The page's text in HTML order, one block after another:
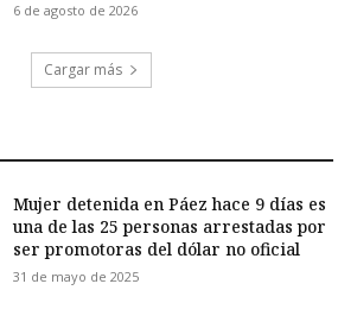
6 de agosto de 2026
Cargar más
Mujer detenida en Páez hace 9 días es
una de las 25 personas arrestadas por
ser promotoras del dólar no oficial
31 de mayo de 2025